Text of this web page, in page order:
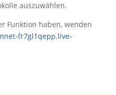
auszuwählen.
Funktion haben, wenden
fr7gl1qepp.live-